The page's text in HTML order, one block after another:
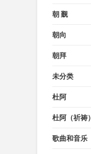
朝 觐
朝向
朝拜
未分类
杜阿
杜阿（祈祷）
歌曲和音乐